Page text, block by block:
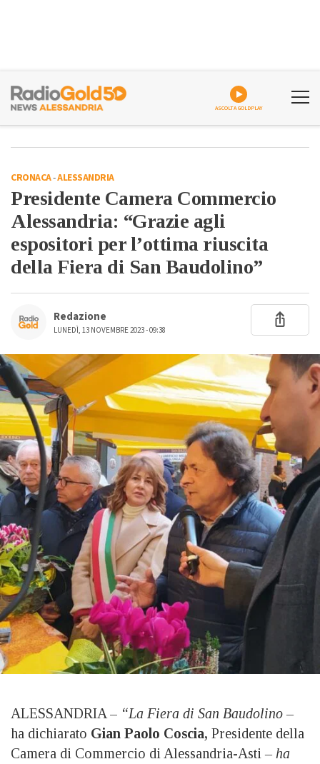
ASCOLTA GOLDPLAY
CRONACA-ALESSANDRIA
Presidente Camera Commercio
Alessandria: “Grazie agli
espositori per l’ottima riuscita
della Fiera di San Baudolino”
Redazione
LUNEDÌ, 13 NOVEMBRE 2023 - 09:38
ALESSANDRIA – “La Fiera di San Baudolino –
ha dichiarato Gian Paolo Coscia, Presidente della
Camera di Commercio di Alessandria-Asti– ha